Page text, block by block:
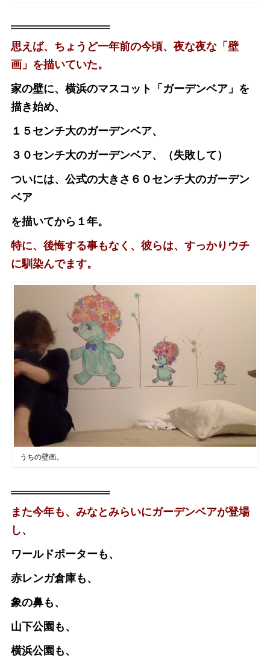
思えば、ちょうど一年前の今頃、夜な夜な「壁
画」を描いていた。
家の壁に、横浜のマスコット「ガーデンベア」を
描き始め、
１５センチ大のガーデンベア、
３０センチ大のガーデンベア、（失敗して）
ついには、公式の大きさ６０センチ大のガーデン
ベア
を描いてから１年。
特に、後悔する事もなく、彼らは、すっかりウチ
に馴染んでます。
うちの壁画。
また今年も、みなとみらいにガーデンベアが登場
し、
ワールドポーターも、
赤レンガ倉庫も、
象の鼻も、
山下公園も、
横浜公園も、